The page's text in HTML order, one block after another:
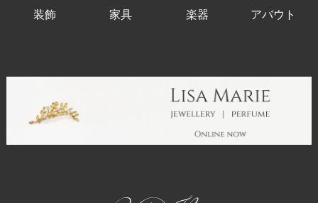
装飾 家具 楽器 アバウト